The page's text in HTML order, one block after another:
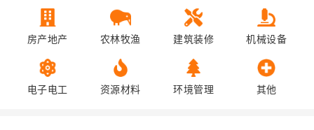
房产地产 农林牧渔 建筑装修 机械设备
电子电工 资源材料 环境管理 其他